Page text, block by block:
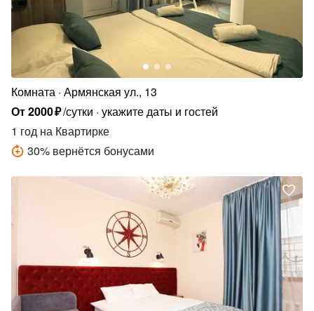
Комната Армянская ул., 13
От2000₽/сутки укажите даты и гостей
1 год на Квартирке
30% вернётся бонусами